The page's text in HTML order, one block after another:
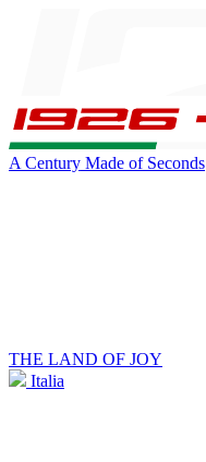
A Century Made of Seconds
THE LAND OF JOY
Italia